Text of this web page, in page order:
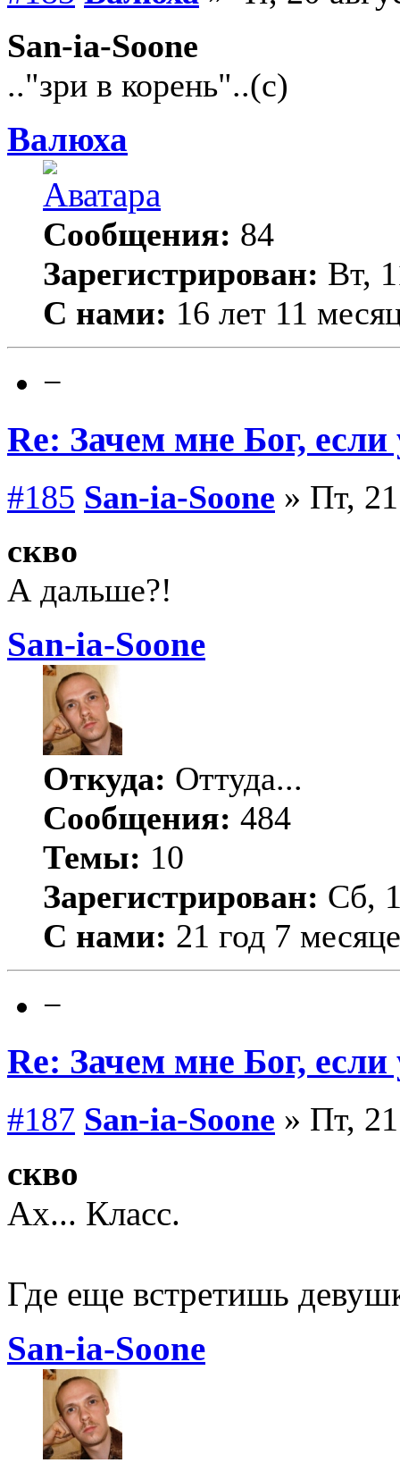
San-ia-Soone
.."зри в корень"..(с)
Валюха
Сообщения: 84
Зарегистрирован: Вт,
С нами: 16 лет 11
−
Re: Зачем мне Бог,
#185 San-ia-Soone » Пт,
скво
А дальше?!
San-ia-Soone
Откуда: Оттуда...
Сообщения: 484
Темы: 10
Зарегистрирован: Сб,
С нами: 21 год 7
−
Re: Зачем мне Бог,
#187 San-ia-Soone » Пт,
скво
Ах... Класс.
Где еще встретишь
San-ia-Soone